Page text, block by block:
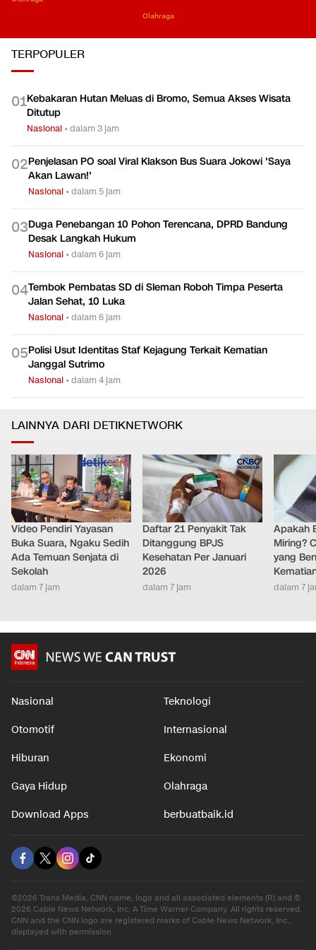
Olahraga
TERPOPULER
01Kebakaran Hutan Meluas di Bromo, Semua Akses Wisata
Ditutup
Nasional •dalam 3 jam
02Penjelasan PO soal Viral Klakson Bus Suara Jokowi 'Saya
Akan Lawan!'
Nasional •dalam 5 jam
03Duga Penebangan 10 Pohon Terencana, DPRD Bandung
Desak Langkah Hukum
Nasional •dalam 6 jam
04Tembok Pembatas SD di Sleman Roboh Timpa Peserta
Jalan Sehat, 10 Luka
Nasional •dalam 6 jam
05Polisi Usut Identitas Staf Kejagung Terkait Kematian
Janggal Sutrimo
Nasional •dalam 4 jam
LAINNYA DARI DETIKNETWORK
Video Pendiri Yayasan
Buka Suara, Ngaku Sedih
Ada Temuan Senjata di
Sekolah
dalam 7 jam
Daftar 21 Penyakit Tak
Ditanggung BPJS
Kesehatan Per Januari
2026
dalam 7 jam
Apakah
Miring?
yang
dalam 7
Nasional Teknologi
Otomotif Internasional
Hiburan Ekonomi
Gaya Hidup Olahraga
Download Apps berbuatbaik.id
©2026 Trans Media, CNN name, logo and all associated elements (R) and ©
2026 Cable News Network, Inc. A Time Warner Company. All rights reserved.
CNN and the CNN logo are registered marks of Cable News Network, Inc.,
displayed with permission.